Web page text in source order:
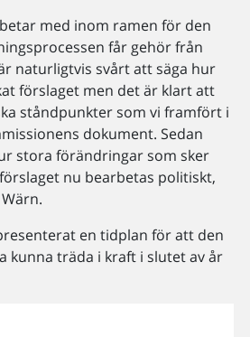
med inom ramen för den
får gehör från
naturligtvis svårt att säga hur
förslaget men det är klart att
ståndpunkter som vi framfört i
dokument. Sedan
stora förändringar som sker
nu bearbetas politiskt,
en tidplan för att den
kunna träda i kraft i slutet av år